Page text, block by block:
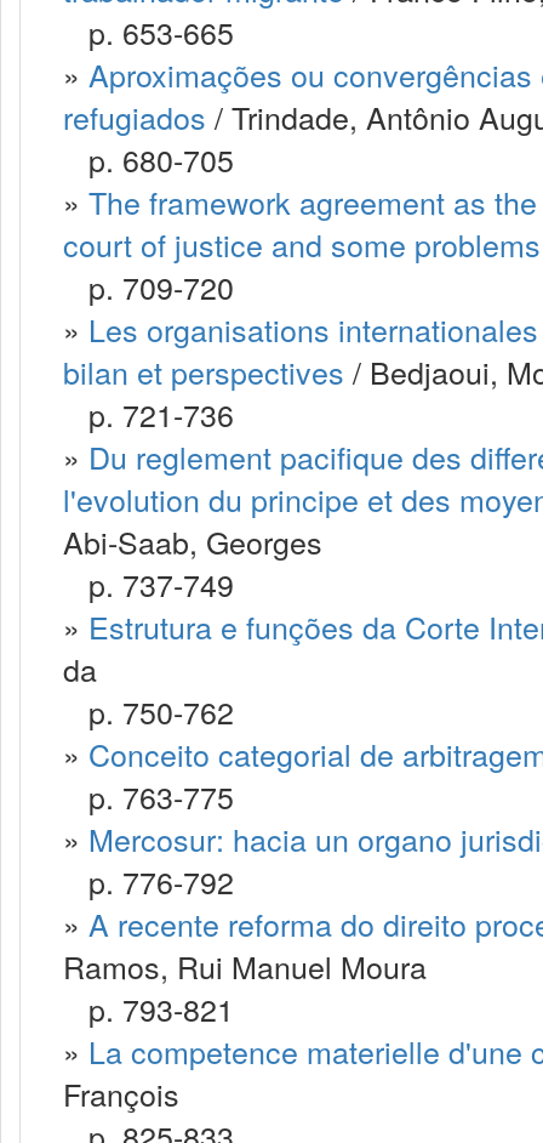
p. 653-665
» Aproximações ou
refugiados / Trindade, Antônio
p. 680-705
» The framework agreement as
court of justice and some
p. 709-720
» Les organisations
bilan et perspectives / Bedjaoui,
p. 721-736
» Du reglement pacifique des
l'evolution du principe et des
Abi-Saab, Georges
p. 737-749
» Estrutura e funções da Corte
da
p. 750-762
» Conceito categorial de
p. 763-775
» Mercosur: hacia un organo
p. 776-792
» A recente reforma do direito
Ramos, Rui Manuel Moura
p. 793-821
» La competence materielle d'une
François